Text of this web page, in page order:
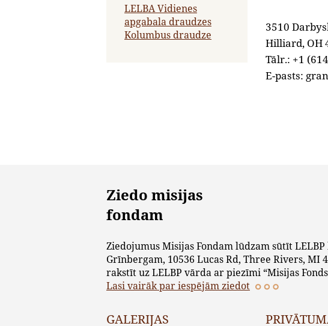
LELBA Vidienes
apgabala draudzes
Kolumbus draudze
3510
Hilliard, OH
Tālr.: +1
E-pasts:
Ziedo misijas
fondam
Ziedojumus Misijas Fondam lūdzam sūtīt
Grīnbergam, 10536 Lucas Rd, Three Rivers, MI
rakstīt uz LELBP vārda ar piezīmi “Misijas
Lasi vairāk par iespējām ziedot
GALERIJAS